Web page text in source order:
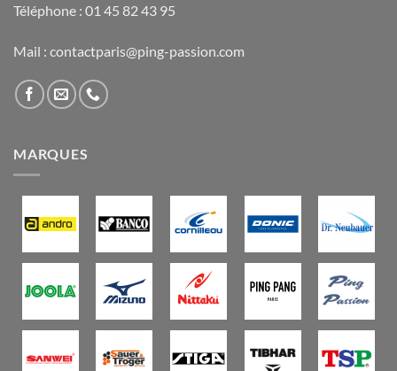
Téléphone : 01 45 82 43 95
Mail : contactparis@ping-passion.com
MARQUES